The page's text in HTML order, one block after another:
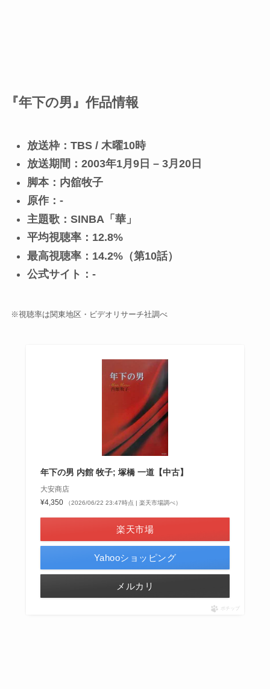
『年下の男』作品情報
放送枠：TBS / 木曜10時
放送期間：2003年1月9日 – 3月20日
脚本：内舘牧子
原作：-
主題歌：SINBA「華」
平均視聴率：12.8%
最高視聴率：14.2%（第10話）
公式サイト：-
※視聴率は関東地区・ビデオリサーチ社調べ
年下の男 内館 牧子; 塚橋 一道【中古】
大安商店
¥4,350
（2026/06/22 23:47時点 | 楽天市場調べ）
楽天市場
Yahooショッピング
メルカリ
ポチップ